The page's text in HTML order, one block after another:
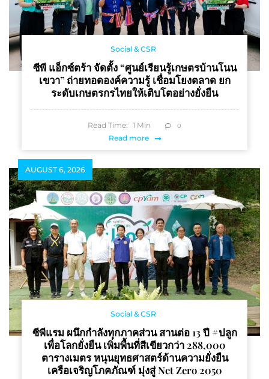
Social & CSR
ซีพี แอ็กซ์ตร้า จัดตั้ง “ศูนย์เรียนรู้เกษตรบ้านโนน
เขวา” ถ่ายทอดองค์ความรู้ เชื่อมโยงตลาด ยก
ระดับเกษตรกรไทยให้เติบโตอย่างยั่งยืน
Read Time: 1 Min 0
Read more
AUGUST 6, 2026
Social & CSR
ซีพีแรม ผนึกกำลังทุกภาคส่วน สานต่อ 13 ปี #ปลูก
เพื่อโลกยั่งยืน เพิ่มพื้นที่สีเขียวกว่า 288,000
ตารางเมตร หนุนยุทธศาสตร์ด้านความยั่งยืน
เครือเจริญโภคภัณฑ์ มุ่งสู่ Net Zero 2050